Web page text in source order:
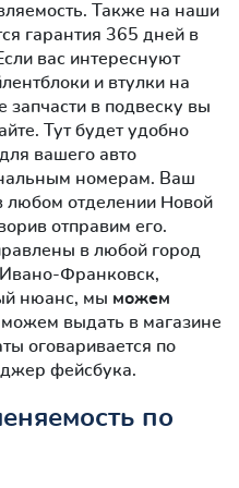
Также на наши
гарантия 365 дней в
вас интереснуют
и втулки на
запчасти в подвеску вы
Тут будет удобно
вашего авто
номерам. Ваш
любом отделении Новой
отправим его.
в любой город
Франковск,
нюанс, мы можем
можем выдать в магазине
оговаривается по
фейсбука.
по